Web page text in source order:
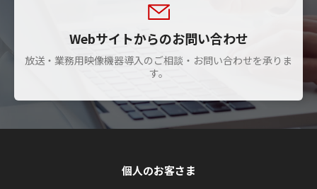
Webサイトからのお問い合わせ
放送・業務用映像機器導入のご相談・お問い合わせを承りま
す。
個人のお客さま